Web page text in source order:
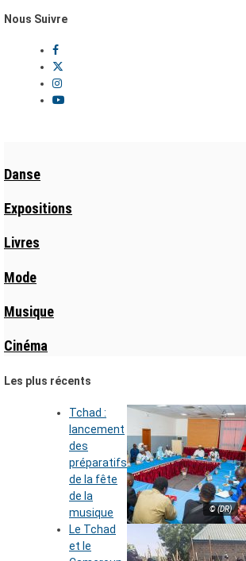
Nous Suivre
Danse
Expositions
Livres
Mode
Musique
Cinéma
Les plus récents
© (DR)
Tchad :
lancement
des
préparatifs
de la fête
de la
musique
Le Tchad
et le